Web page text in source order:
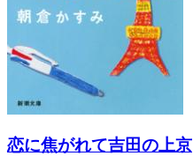
恋に焦がれて吉田の上京